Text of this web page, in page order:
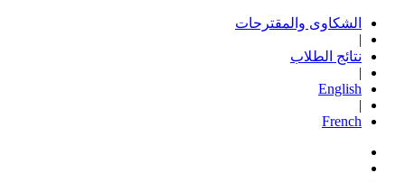
الشكاوى والمقترحات
|
نتائج الطلاب
|
English
|
French